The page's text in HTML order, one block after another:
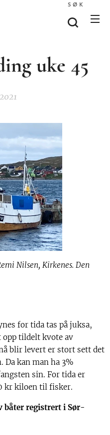
SØK
uke 45
Nilsen, Kirkenes. Den
for tida tas på juksa,
opp tildelt kvote av
blir levert er stort sett det
kan man ha 3%
sin. For tida er
kr kiloen til fisker.
båter registrert i Sør-